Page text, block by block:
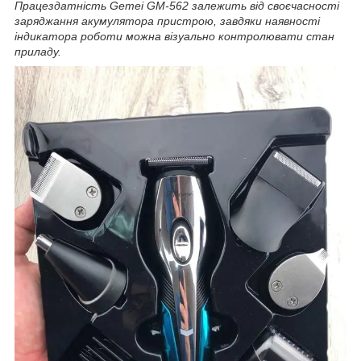
Працездатність Gemei GM-562 залежить від своєчасності
заряджання акумулятора пристрою, завдяки наявності
індикатора роботи можна візуально контролювати стан
приладу.